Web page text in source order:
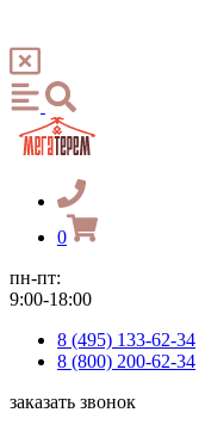
0
пн-пт:
9:00-18:00
8 (495) 133-62-34
8 (800) 200-62-34
заказать звонок